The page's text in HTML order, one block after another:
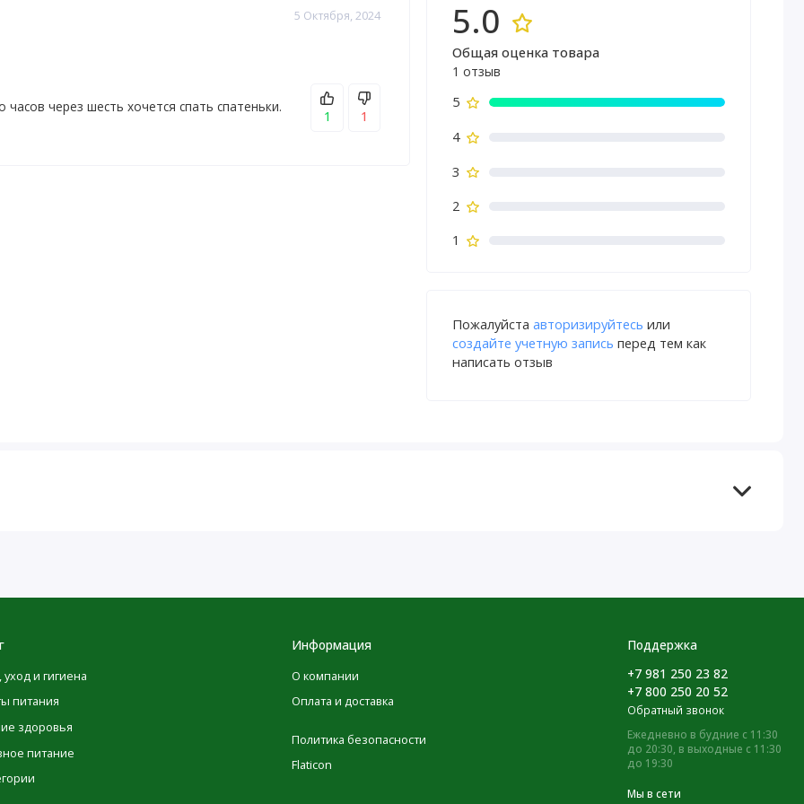
Было показано, что синефрин в его
с дендробиумом, эта формула содержит не один, а
5 Октября, 2024
через шесть хочется спать спатеньки.
1 1
5.0
Общая оценка товара
1 отзыв
5
4
3
2
1
Пожалуйста авторизируйтесь или
создайте учетную запись перед тем как
написать отзыв
уход и гигиена
питания
здоровья
питание
Информация
О компании
Оплата и доставка
Политика безопасности
Flaticon
Поддержка
+7 981 250 23 82
+7 800 250 20 52
Обратный звонок
Ежедневно в будние с 11:30
до 20:30, в выходные с 11:30
до 19:30
Мы в сети